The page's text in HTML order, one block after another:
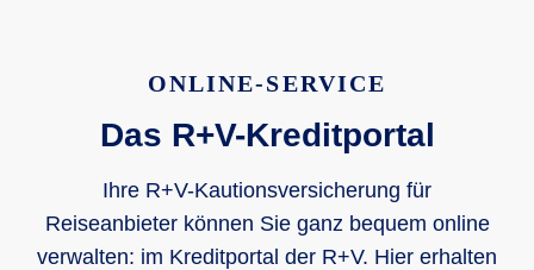
ONLINE-SERVICE
Das R+V-Kreditportal
Ihre R+V-Kautionsversicherung für
Reiseanbieter können Sie ganz bequem online
verwalten: im Kreditportal der R+V. Hier erhalten